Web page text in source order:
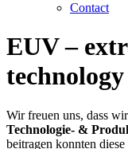
Contact
EUV –
technology
Wir freuen uns, dass
Technologie- &
beitragen konnten diese